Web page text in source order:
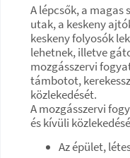
A lépcsők, a magas
utak, a keskeny
keskeny folyosók
lehetnek, illetve
mozgásszervi
támbotot,
közlekedését.
A mozgásszervi
és kívüli
Az épület,